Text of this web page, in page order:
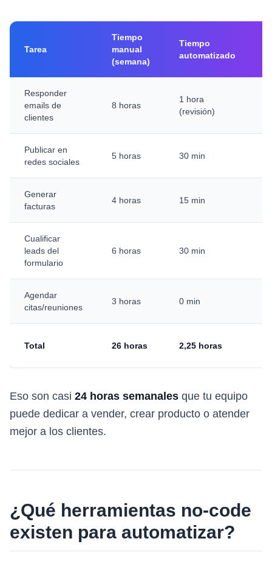
Tarea
Tiempo
manual
(semana)
Tiempo
automatizado
Responder
emails de
clientes
8 horas
1 hora
(revisión)
Publicar en
redes sociales
5 horas 30 min
Generar
facturas
4 horas 15 min
Cualificar
leads del
formulario
6 horas 30 min
Agendar
citas/reuniones
3 horas 0 min
Total 26 horas 2,25 horas
Eso son casi 24 horas semanales que tu equipo
puede dedicar a vender, crear producto o atender
mejor a los clientes.
¿Qué herramientas no-code
existen para automatizar?